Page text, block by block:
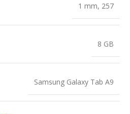
1 mm, 257
8 GB
Samsung Galaxy Tab A9